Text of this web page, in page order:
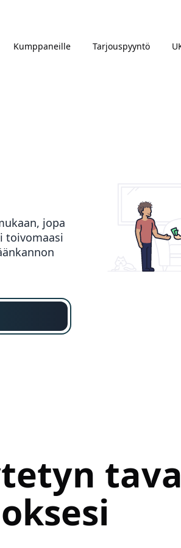
Kumppaneille Tarjouspyyntö
jopa
toivomaasi